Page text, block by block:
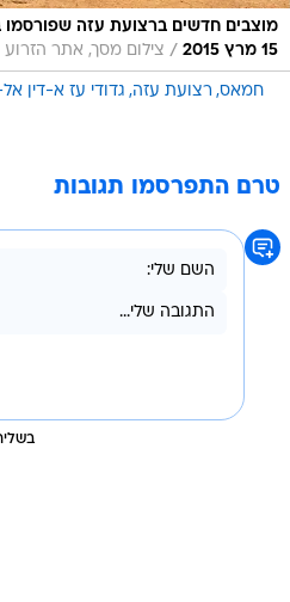
מוצבים חדשים ברצועת עזה
15 מרץ 2015
/ צילום מסך, אתר
חמאס רצועת עזה גדודי עז א-דין
טרם התפרסמו תגובות